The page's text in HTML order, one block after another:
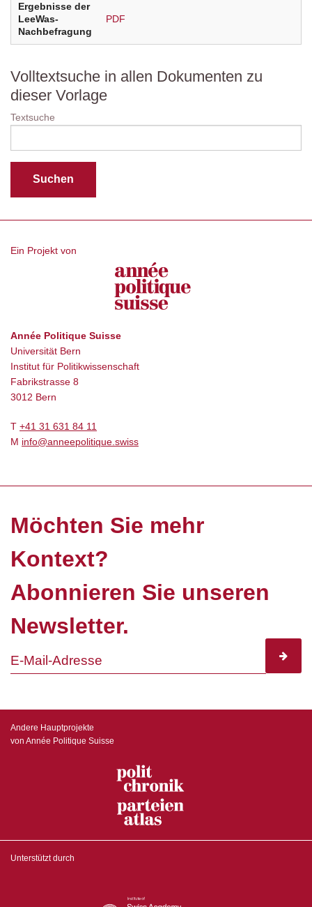
Ergebnisse der
LeeWas-
Nachbefragung
PDF
Volltextsuche in allen Dokumenten zu
dieser Vorlage
Textsuche
Ein Projekt von
Année Politique Suisse
Universität Bern
Institut für Politikwissenschaft
Fabrikstrasse 8
3012 Bern
T +41 31 631 84 11
M info@anneepolitique.swiss
Möchten Sie mehr
Kontext?
Abonnieren Sie unseren
Newsletter.
Andere Hauptprojekte
von Année Politique Suisse
Unterstützt durch